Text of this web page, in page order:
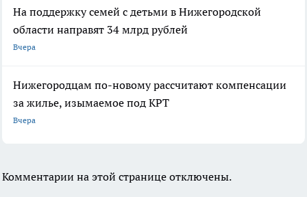
На поддержку семей с детьми в Нижегородской
области направят 34 млрд рублей
Вчера
Нижегородцам по-новому рассчитают компенсации
за жилье, изымаемое под КРТ
Вчера
Комментарии на этой странице отключены.